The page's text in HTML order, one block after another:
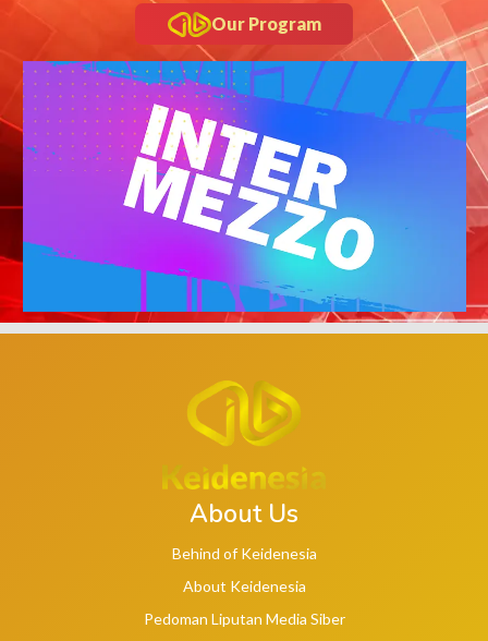
Our Program
About Us
Behind of Keidenesia
About Keidenesia
Pedoman Liputan Media Siber